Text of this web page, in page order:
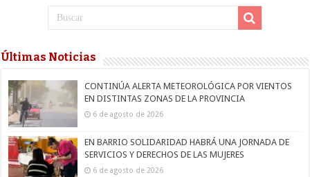
Últimas Noticias
CONTINÚA ALERTA METEOROLÓGICA POR VIENTOS
EN DISTINTAS ZONAS DE LA PROVINCIA
6 de agosto de 2026
EN BARRIO SOLIDARIDAD HABRÁ UNA JORNADA DE
SERVICIOS Y DERECHOS DE LAS MUJERES
6 de agosto de 2026